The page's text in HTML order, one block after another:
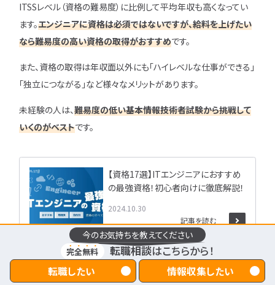
今のお気持ちを教えてください
完全無料 転職相談はこちらから！
転職したい 情報収集したい
ITSSレベル（資格の難易度）に比例して平均年収も高くなってい
ます。エンジニアに資格は必須ではないですが、給料を上げたい
なら難易度の高い資格の取得がおすすめです。
また、資格の取得は年収面以外にも「ハイレベルな仕事ができる」
「独立につながる」など様々なメリットがあります。
未経験の人は、難易度の低い基本情報技術者試験から挑戦して
いくのがベストです。
2024.10.30
【資格17選】ITエンジニアにおすすめ
の最強資格！初心者向けに徹底解説！
記事を読む
5-5.【職種別】エンジニアの平均年収・給料